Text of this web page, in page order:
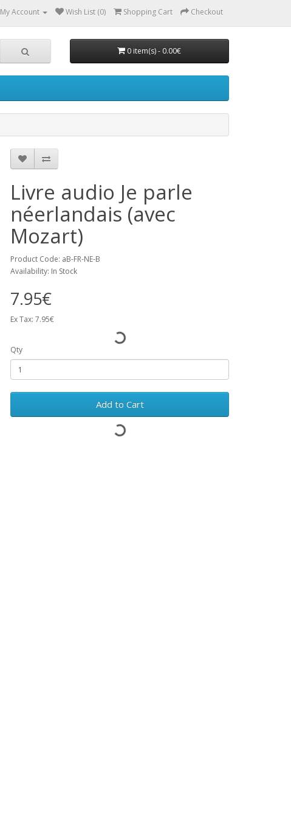
My Account Wish List (0) Shopping Cart Checkout
0 item(s) - 0.00€
Livre audio Je parle
néerlandais (avec
Mozart)
Product Code: aB-FR-NE-B
Availability: In Stock
7.95€
Ex Tax: 7.95€
Qty
Add to Cart